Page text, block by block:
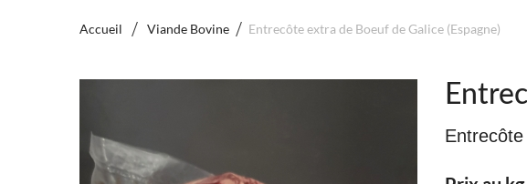
Accueil Viande Bovine Entrecôte extra de Boeuf de Galice (Espagne)